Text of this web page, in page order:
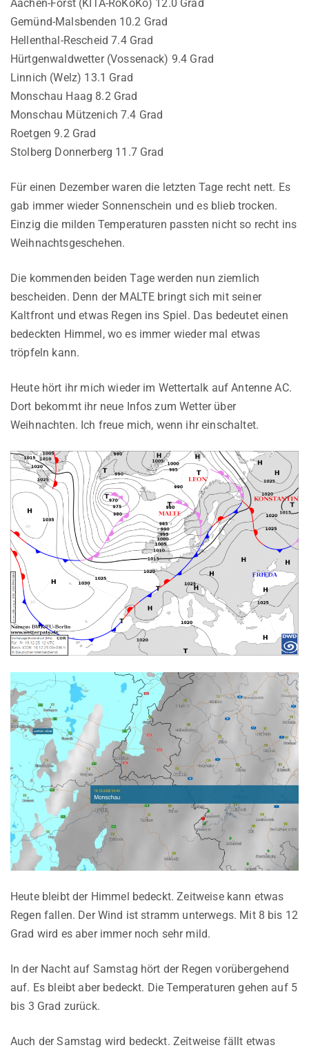
Aachen-Forst (KITA-RoKoKo) 12.0 Grad
Gemünd-Malsbenden 10.2 Grad
Hellenthal-Rescheid 7.4 Grad
Hürtgenwaldwetter (Vossenack) 9.4 Grad
Linnich (Welz) 13.1 Grad
Monschau Haag 8.2 Grad
Monschau Mützenich 7.4 Grad
Roetgen 9.2 Grad
Stolberg Donnerberg 11.7 Grad
Für einen Dezember waren die letzten Tage recht nett. Es
gab immer wieder Sonnenschein und es blieb trocken.
Einzig die milden Temperaturen passten nicht so recht ins
Weihnachtsgeschehen.
Die kommenden beiden Tage werden nun ziemlich
bescheiden. Denn der MALTE bringt sich mit seiner
Kaltfront und etwas Regen ins Spiel. Das bedeutet einen
bedeckten Himmel, wo es immer wieder mal etwas
tröpfeln kann.
Heute hört ihr mich wieder im Wettertalk auf Antenne AC.
Dort bekommt ihr neue Infos zum Wetter über
Weihnachten. Ich freue mich, wenn ihr einschaltet.
Heute bleibt der Himmel bedeckt. Zeitweise kann etwas
Regen fallen. Der Wind ist stramm unterwegs. Mit 8 bis 12
Grad wird es aber immer noch sehr mild.
In der Nacht auf Samstag hört der Regen vorübergehend
auf. Es bleibt aber bedeckt. Die Temperaturen gehen auf 5
bis 3 Grad zurück.
Auch der Samstag wird bedeckt. Zeitweise fällt etwas